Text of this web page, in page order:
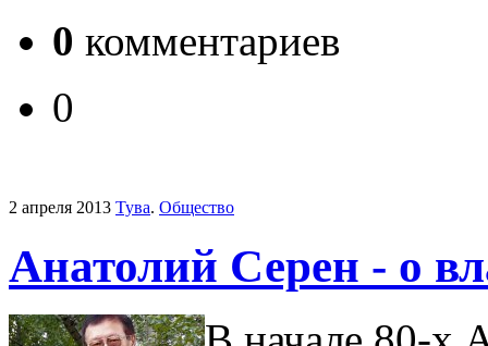
0 комментариев
0
2 апреля 2013 Тува. Общество
Анатолий Серен - о